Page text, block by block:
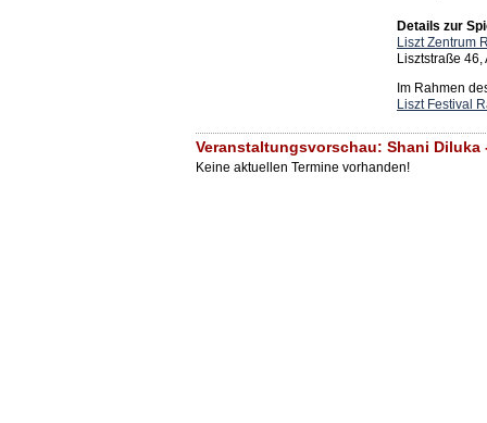
Details zur
Liszt Zentrum
Lisztstraße
Im Rahmen
Liszt Festival
Veranstaltungsvorschau: Shani Diluka
Keine aktuellen Termine vorhanden!